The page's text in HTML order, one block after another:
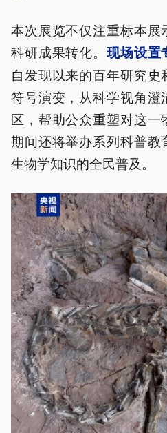
本次展览不仅注重标本
科研成果转化。现场设置
自发现以来的百年研究
符号演变，从科学视角澄
区，帮助公众重塑对这
期间还将举办系列科普
生物学知识的全民普及。